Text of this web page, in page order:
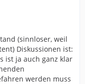
(sinnloser, weil
Diskussionen ist:
ist ja auch ganz klar
werden muss